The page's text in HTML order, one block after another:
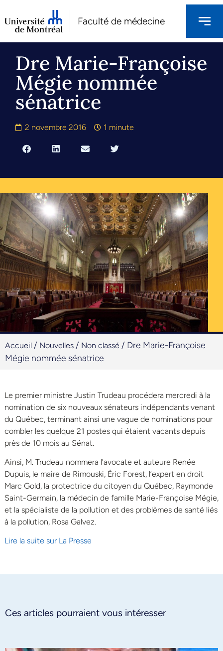
Faculté de médecine
Dre Marie-Françoise
Mégie nommée
sénatrice
2 novembre 2016 1 minute
Accueil / Nouvelles / Non classé / Dre Marie-Françoise
Mégie nommée sénatrice
Le premier ministre Justin Trudeau procédera mercredi à la
nomination de six nouveaux sénateurs indépendants venant
du Québec, terminant ainsi une vague de nominations pour
combler les quelque 21 postes qui étaient vacants depuis
près de 10 mois au Sénat.
Ainsi, M. Trudeau nommera l’avocate et auteure Renée
Dupuis, le maire de Rimouski, Éric Forest, l’expert en droit
Marc Gold, la protectrice du citoyen du Québec, Raymonde
Saint-Germain, la médecin de famille Marie-Françoise Mégie,
et la spécialiste de la pollution et des problèmes de santé liés
à la pollution, Rosa Galvez.
Lire la suite sur La Presse
Ces articles pourraient vous intéresser